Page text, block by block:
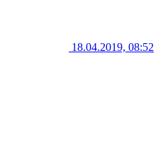
18.04.2019, 08:52